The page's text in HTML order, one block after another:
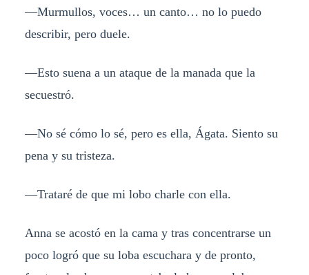
—Murmullos, voces… un canto… no lo puedo
describir, pero duele.
—Esto suena a un ataque de la manada que la
secuestró.
—No sé cómo lo sé, pero es ella, Ágata. Siento su
pena y su tristeza.
—Trataré de que mi lobo charle con ella.
Anna se acostó en la cama y tras concentrarse un
poco logró que su loba escuchara y de pronto,